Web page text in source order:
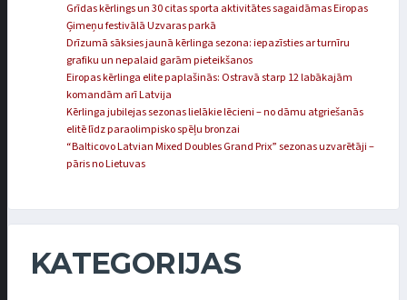
Grīdas kērlings un 30 citas sporta aktivitātes sagaidāmas Eiropas
Ģimeņu festivālā Uzvaras parkā
Drīzumā sāksies jaunā kērlinga sezona: iepazīsties ar turnīru
grafiku un nepalaid garām pieteikšanos
Eiropas kērlinga elite paplašinās: Ostravā starp 12 labākajām
komandām arī Latvija
Kērlinga jubilejas sezonas lielākie lēcieni – no dāmu atgriešanās
elitē līdz paraolimpisko spēļu bronzai
“Balticovo Latvian Mixed Doubles Grand Prix” sezonas uzvarētāji –
pāris no Lietuvas
KATEGORIJAS